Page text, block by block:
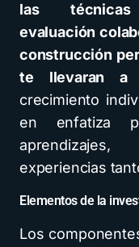
las
evaluación
construcción
te llevaran a
crecimiento
en enfatiza
experiencias
Elementos de la
Los